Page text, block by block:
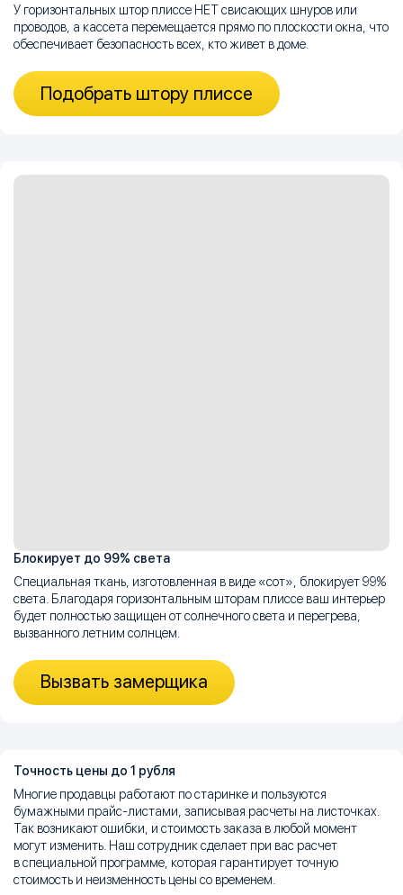
У горизонтальных штор плиссе НЕТ свисающих шнуров или
проводов, а кассета перемещается прямо по плоскости окна, что
обеспечивает безопасность всех, кто живет в доме.
Подобрать штору плиссе
Блокирует до 99% света
Специальная ткань, изготовленная в виде «сот», блокирует 99%
света. Благодаря горизонтальным шторам плиссе ваш интерьер
будет полностью защищен от солнечного света и перегрева,
вызванного летним солнцем.
Вызвать замерщика
Точность цены до 1 рубля
Многие продавцы работают по старинке и пользуются
бумажными прайс-листами, записывая расчеты на листочках.
Так возникают ошибки, и стоимость заказа в любой момент
могут изменить. Наш сотрудник сделает при вас расчет
в специальной программе, которая гарантирует точную
стоимость и неизменность цены со временем.